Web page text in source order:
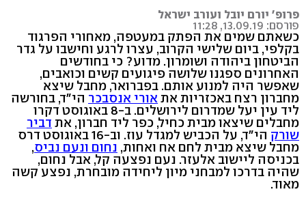
פרופ' יורם יובל ועורב ישראל
פורסם: 13.09.19, 11:28
כשאתם שמים את הפתק במעטפה, מאחורי הפרגוד
בקלפי, ביום שלישי הקרוב, עצרו לרגע וחישבו על גדר
הביטחון ביהודה ושומרון. מדוע? כי בחודשים
האחרונים ספגנו שלושה פיגועים קשים וכואבים,
שאפשר היה למנוע אותם. בפברואר, מחבל שיצא
מחברון רצח באכזריות אתאורי אנסבכר הי"ד, בחורשה
ליד עין יעל שמדרום לירושלים. ב-8 באוגוסט דקרו
מחבלים שיצאו מבית כחיל, כפר ליד חברון, את דביר
שורק הי"ד, על הכביש למגדל עוז. וב-16 באוגוסט דרס
מחבל שיצא מבית לחם אח ואחות, נחום ונעם נביס,
בכניסה ליישוב אלעזר. נעם נפצעה קל, אבל נחום,
שהיה בדרכו למבחני מיון ליחידה מובחרת, נפצע קשה
מאוד.